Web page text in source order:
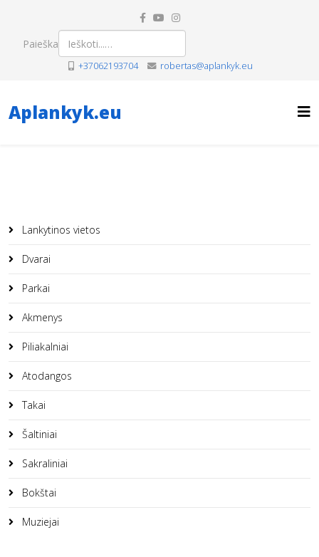
Paieška
+37062193704 robertas@aplankyk.eu
Aplankyk.eu
Lankytinos vietos
Dvarai
Parkai
Akmenys
Piliakalniai
Atodangos
Takai
Šaltiniai
Sakraliniai
Bokštai
Muziejai